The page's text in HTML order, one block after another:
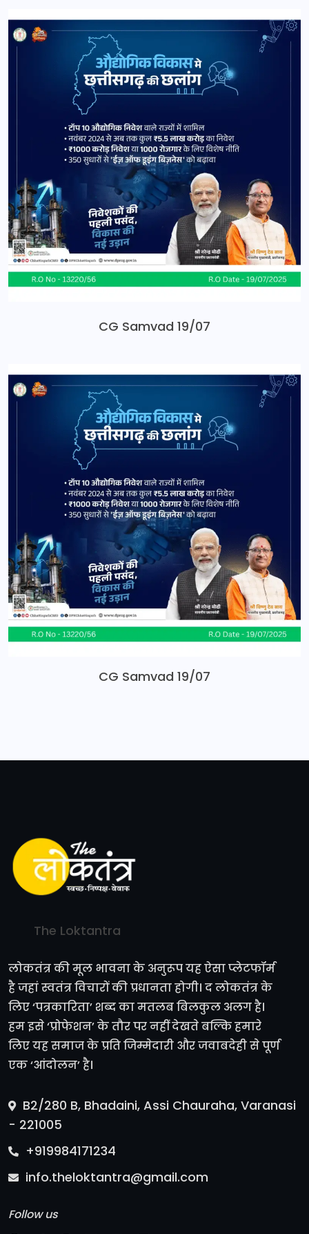
CG Samvad 19/07
CG Samvad 19/07
The Loktantra
लोकतंत्र की मूल भावना के अनुरूप यह ऐसा प्लेटफॉर्म
है जहां स्वतंत्र विचारों की प्रधानता होगी। द लोकतंत्र के
लिए ‘पत्रकारिता’ शब्द का मतलब बिलकुल अलग है।
हम इसे ‘प्रोफेशन’ के तौर पर नहीं देखते बल्कि हमारे
लिए यह समाज के प्रति जिम्मेदारी और जवाबदेही से पूर्ण
एक ‘आंदोलन’ है।
B2/280 B, Bhadaini, Assi Chauraha, Varanasi
- 221005
+919984171234
info.theloktantra@gmail.com
Follow us